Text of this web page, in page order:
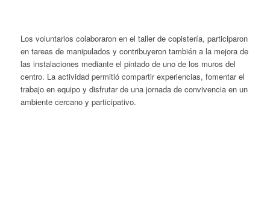
Los voluntarios colaboraron en el taller de copistería, participaron
en tareas de manipulados y contribuyeron también a la mejora de
las instalaciones mediante el pintado de uno de los muros del
centro. La actividad permitió compartir experiencias, fomentar el
trabajo en equipo y disfrutar de una jornada de convivencia en un
ambiente cercano y participativo.